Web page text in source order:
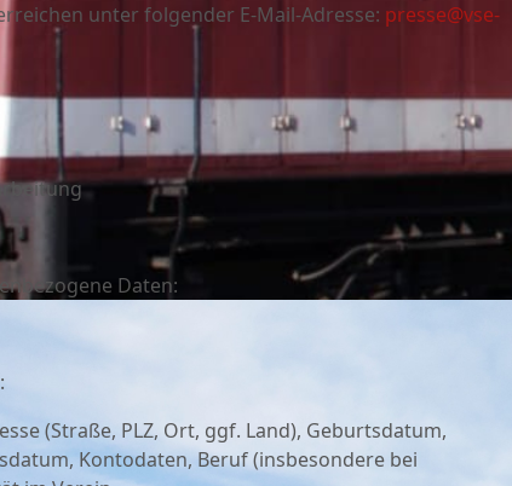
unter folgender E-Mail-Adresse: presse@vse-
Daten:
(Straße, PLZ, Ort, ggf. Land), Geburtsdatum,
Kontodaten, Beruf (insbesondere bei